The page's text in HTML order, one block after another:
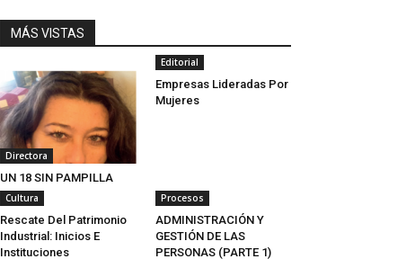
MÁS VISTAS
Directora
UN 18 SIN PAMPILLA
Editorial
Empresas Lideradas Por
Mujeres
Cultura
Rescate Del Patrimonio
Industrial: Inicios E
Instituciones
Procesos
ADMINISTRACIÓN Y
GESTIÓN DE LAS
PERSONAS (PARTE 1)